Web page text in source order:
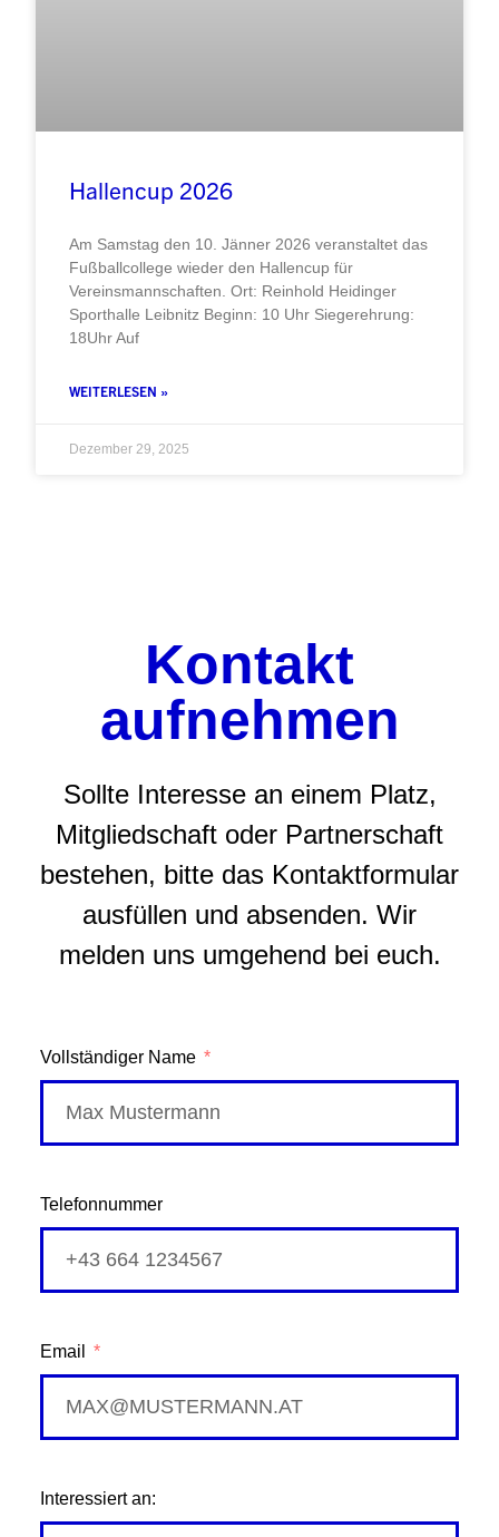
Hallencup 2026
Am Samstag den 10. Jänner 2026 veranstaltet das
Fußballcollege wieder den Hallencup für
Vereinsmannschaften. Ort: Reinhold Heidinger
Sporthalle Leibnitz Beginn: 10 Uhr Siegerehrung:
18Uhr Auf
WEITERLESEN »
Dezember 29, 2025
Kontakt
aufnehmen
Sollte Interesse an einem Platz,
Mitgliedschaft oder Partnerschaft
bestehen, bitte das Kontaktformular
ausfüllen und absenden. Wir
melden uns umgehend bei euch.
Vollständiger Name
Telefonnummer
Email
Interessiert an: